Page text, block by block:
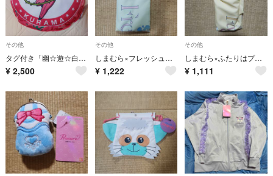
その他
タグ付き「幽☆遊☆白書 蔵馬ラウンドクッション」しまむら
¥ 2,500
その他
しまむら×フレッシュプリキュア 枕カバー
¥ 1,222
その他
しまむら×ふたりはプリキュアスプラッシュスター 枕カバー
¥ 1,111